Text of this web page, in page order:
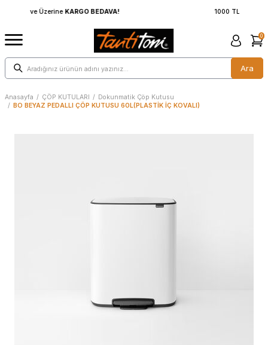
1000 TL ve Üzerine
Ara
0
Anasayfa / ÇÖP KUTULARI / Dokunmatik Çöp Kutusu
/ BO BEYAZ PEDALLI ÇÖP KUTUSU 60L(PLASTİK İÇ KOVALI)